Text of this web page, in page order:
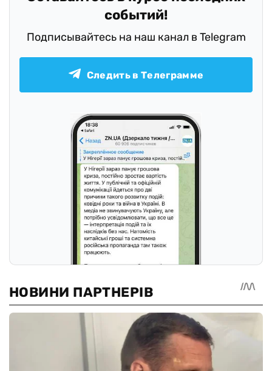
событий!
Подписывайтесь на наш канал в Telegram
Следить в Телеграмме